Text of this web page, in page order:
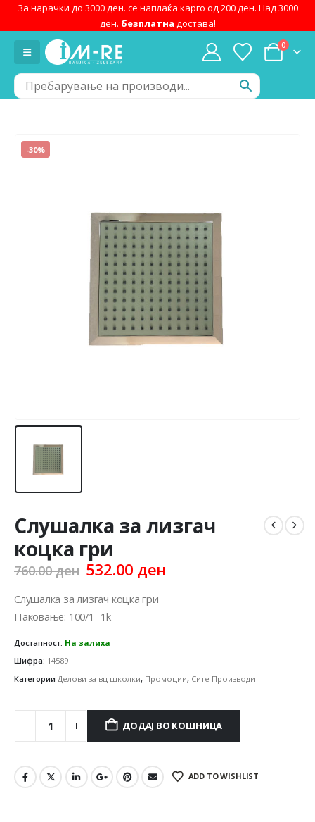
За нарачки до 3000 ден. се наплаќа карго од 200 ден. Над 3000
ден. безплатна достава!
0
-30%
Слушалка за лизгач
коцка гри
760.00ден Original
was:
760.00 ден.
532.00 денCurrent
Слушалка за лизгач коцка гри
Паковање: 100/1 -1k
Достапност: На залиха
Шифра: 14589
Категории Делови за вц школки, Промоции, Сите Производи
ДОДАЈ ВО КОШНИЦА
ADD TO WISHLIST